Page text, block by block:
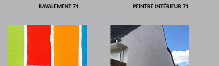
RAVALEMENT 71 PEINTRE INTÉRIEUR 71